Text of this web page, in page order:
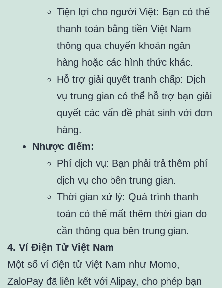
Tiện lợi cho người Việt: Bạn có thể
thanh toán bằng tiền Việt Nam
thông qua chuyển khoản ngân
hàng hoặc các hình thức khác.
Hỗ trợ giải quyết tranh chấp: Dịch
vụ trung gian có thể hỗ trợ bạn giải
quyết các vấn đề phát sinh với đơn
hàng.
Nhược điểm:
Phí dịch vụ: Bạn phải trả thêm phí
dịch vụ cho bên trung gian.
Thời gian xử lý: Quá trình thanh
toán có thể mất thêm thời gian do
cần thông qua bên trung gian.
4. Ví Điện Tử Việt Nam
Một số ví điện tử Việt Nam như Momo,
ZaloPay đã liên kết với Alipay, cho phép bạn